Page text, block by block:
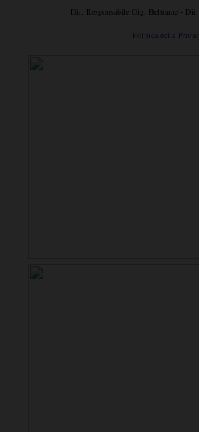
Dir. Responsabile Gigi Beltrame -
Politica della